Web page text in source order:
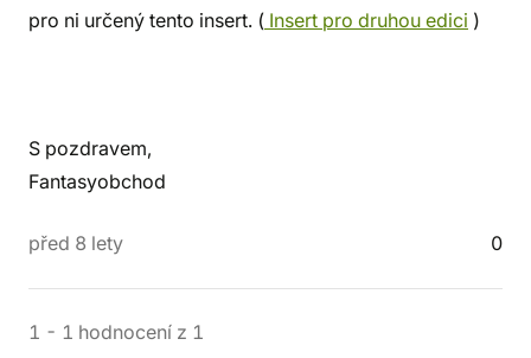
pro ni určený tento insert. ( Insert pro druhou edici )
S pozdravem,
Fantasyobchod
před 8 lety 0
1 - 1 hodnocení z 1